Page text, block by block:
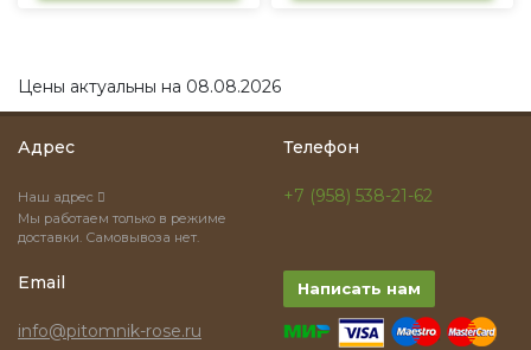
Цены актуальны на 08.08.2026
Адрес
Наш адрес
Мы работаем только в режиме
доставки. Самовывоза нет.
Телефон
+7 (958) 538-21-62
Email
info@pitomnik-rose.ru
Написать нам